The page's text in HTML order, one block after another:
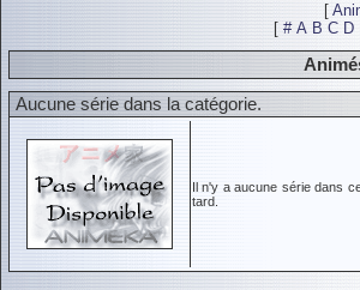
[
[ # A B C D
Aucune série dans la catégorie.
Il n'y a aucune série dans
tard.